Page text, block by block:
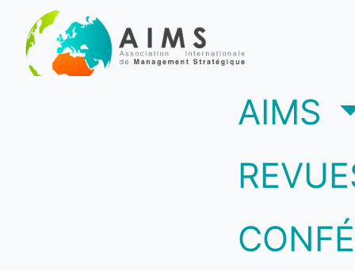
AIMS